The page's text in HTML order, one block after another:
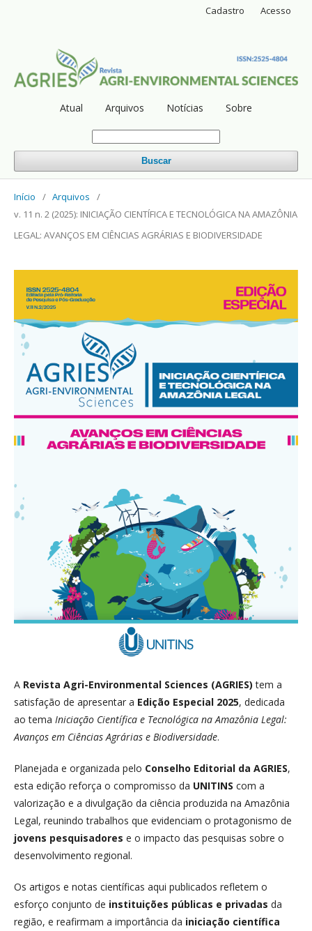
Atual Arquivos Notícias Sobre
Buscar
Cadastro Acesso
Início / Arquivos
/
v. 11 n. 2 (2025): INICIAÇÃO CIENTÍFICA E TECNOLÓGICA NA AMAZÔNIA
LEGAL: AVANÇOS EM CIÊNCIAS AGRÁRIAS E BIODIVERSIDADE
A Revista Agri-Environmental Sciences (AGRIES) tem a
satisfação de apresentar a Edição Especial 2025, dedicada
ao tema Iniciação Científica e Tecnológica na Amazônia Legal:
Avanços em Ciências Agrárias e Biodiversidade.
Planejada e organizada pelo Conselho Editorial da AGRIES,
esta edição reforça o compromisso da UNITINS com a
valorização e a divulgação da ciência produzida na Amazônia
Legal, reunindo trabalhos que evidenciam o protagonismo de
jovens pesquisadores e o impacto das pesquisas sobre o
desenvolvimento regional.
Os artigos e notas científicas aqui publicados refletem o
esforço conjunto de instituições públicas e privadas da
região, e reafirmam a importância da iniciação científica